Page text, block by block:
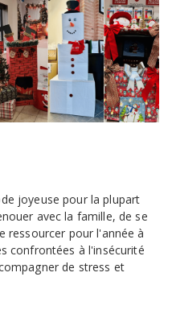
joyeuse pour la plupart
avec la famille, de se
ressourcer pour l'année à
confrontées à l'insécurité
de stress et